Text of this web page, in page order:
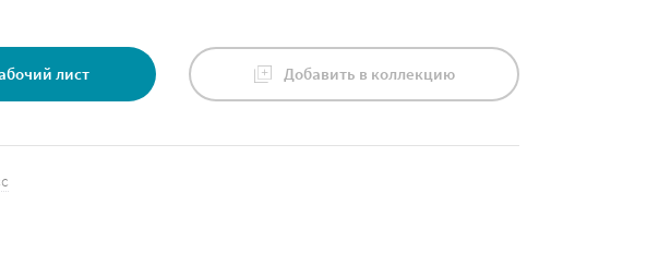
лист Добавить в коллекцию